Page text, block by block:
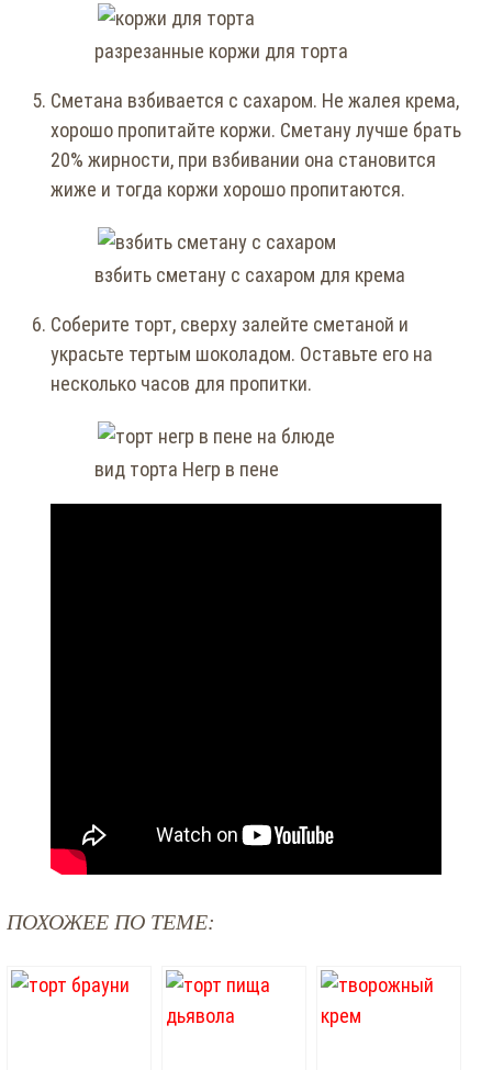
разрезанные коржи для торта
Сметана взбивается с сахаром. Не жалея крема,
хорошо пропитайте коржи. Сметану лучше брать
20% жирности, при взбивании она становится
жиже и тогда коржи хорошо пропитаются.
взбить сметану с сахаром для крема
Соберите торт, сверху залейте сметаной и
украсьте тертым шоколадом. Оставьте его на
несколько часов для пропитки.
вид торта Негр в пене
ПОХОЖЕЕ ПО ТЕМЕ: